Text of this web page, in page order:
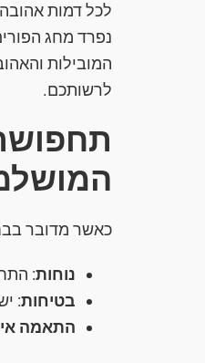
לכל דמות
נפרד מחג
המובילות
לרשותכם.
כאשר מדובר
נוחות:
בטיחות:
התאמה